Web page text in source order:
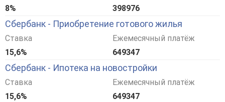
8%
398976
Сбербанк - Приобретение готового жилья
Ставка
15,6%
Ежемесячный платёж
649347
Сбербанк - Ипотека на новостройки
Ставка
15,6%
Ежемесячный платёж
649347